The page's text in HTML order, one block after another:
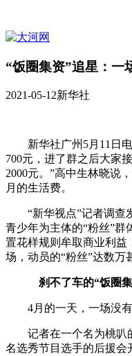
“饭圈集资”追星：一
2021-05-12新华社
新华社广州5月11日电
700元，进了群之后大家
2000元。”高中生林晓说
月的生活费。
“新华视点”记者调查
青少年为主体的“粉丝”群
置花样规则牟取商业利益
场，动员的“粉丝”达数万
刹不了车的“饭圈
4月的一天，一场没有
记者在一个名为桃叭的
名选秀节目选手的后援会